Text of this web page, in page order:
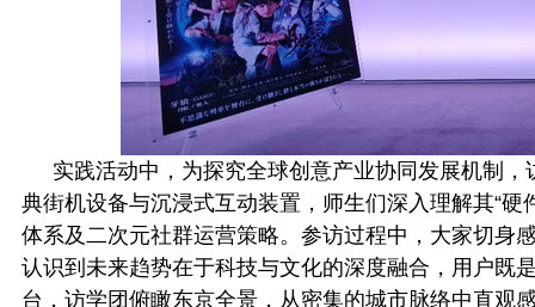
实践活动中，为探究全球创意产业协同发展机制
典街机设备与沉浸式互动装置，师生们深入理解其“
体系及二次元社群运营策略。参访过程中，大家切身
认识到未来趋势在于科技与文化的深度融合，用户既
台，访学团俯瞰东京全景，从密集的城市脉络中直观